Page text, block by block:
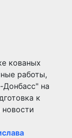
кованых
работы,
Донбасс" на
к